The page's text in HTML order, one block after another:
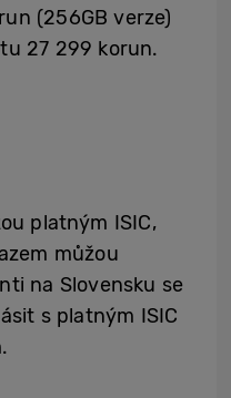
(256GB verze)
27 299 korun.
platným ISIC,
můžou
na Slovensku se
s platným ISIC